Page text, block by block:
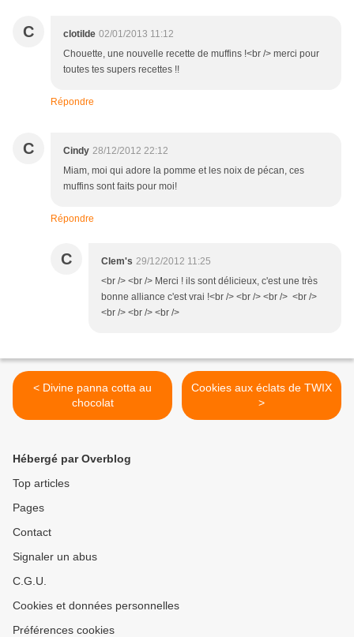
C clotilde 02/01/2013 11:12
Chouette, une nouvelle recette de muffins !<br /> merci pour
toutes tes supers recettes !!
Répondre
C Cindy 28/12/2012 22:12
Miam, moi qui adore la pomme et les noix de pécan, ces
muffins sont faits pour moi!
Répondre
C Clem's 29/12/2012 11:25
<br /> <br /> Merci ! ils sont délicieux, c'est une très
bonne alliance c'est vrai !<br /> <br /> <br /> <br />
<br /> <br /> <br />
< Divine panna cotta au
chocolat
Cookies aux éclats de TWIX
>
Hébergé par Overblog
Top articles
Pages
Contact
Signaler un abus
C.G.U.
Cookies et données personnelles
Préférences cookies